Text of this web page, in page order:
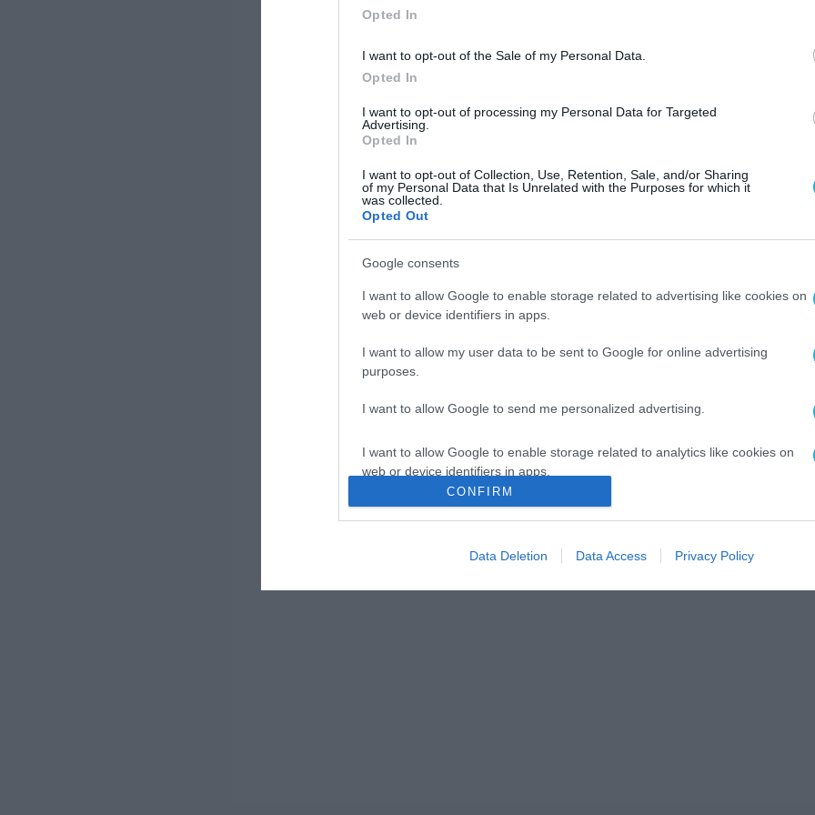
Opted In
I want to opt-out of the Sale of my Personal Data.
Opted In
I want to opt-out of processing my Personal Data for Targeted
Advertising.
Opted In
I want to opt-out of Collection, Use, Retention, Sale, and/or Sharing
of my Personal Data that Is Unrelated with the Purposes for which it
was collected.
Opted Out
Google consents
I want to allow Google to enable storage related to advertising like cookies on
web or device identifiers in apps.
I want to allow my user data to be sent to Google for online advertising
purposes.
I want to allow Google to send me personalized advertising.
I want to allow Google to enable storage related to analytics like cookies on
web or device identifiers in apps.
I want to allow Google to enable storage related to functionality of the website
I want to allow Google to enable storage related to personalization.
CONFIRM
Data Deletion Data Access Privacy Policy